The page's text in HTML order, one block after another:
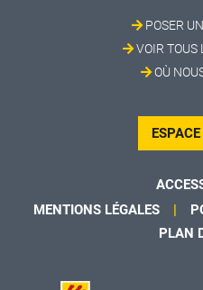
POSER
VOIR TOUS
OÙ
MENTIONS LÉGALES
PLAN